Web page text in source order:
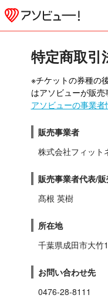
特定商取引
※チケットの券種の
はアソビューが販
アソビューの事業
販売事業者
株式会社フィット
販売事業者代表/
髙根 英樹
所在地
千葉県成田市大竹
お問い合わせ先
0476-28-8111